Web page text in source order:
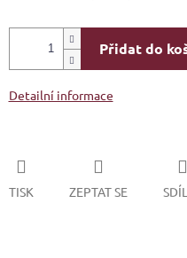
Přidat do
Detailní informace
TISK ZEPTAT SE